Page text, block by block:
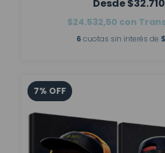
$24.532,50 con
6 cuotas sin interés de
7% OFF